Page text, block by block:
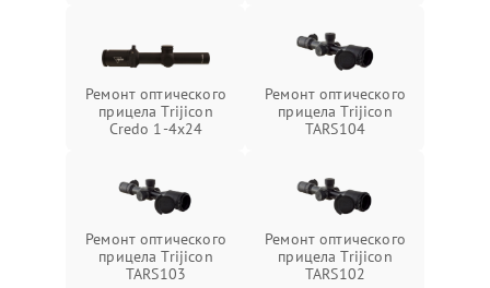
Ремонт оптического
прицела Trijicon
Credo 1-4x24
Ремонт оптического
прицела Trijicon
TARS104
Ремонт оптического
прицела Trijicon
TARS103
Ремонт оптического
прицела Trijicon
TARS102